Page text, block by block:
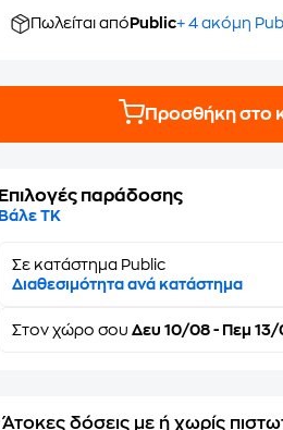
Πωλείται από Public+ 4 ακόμη
Προσθήκη στο
Επιλογές παράδοσης
Βάλε ΤΚ
Σε κατάστημα Public
Διαθεσιμότητα ανά κατάστημα
Στονχώρο σου Δευ 10/08 - Πεμ 13/
Άτοκες δόσεις με ή χωρίς